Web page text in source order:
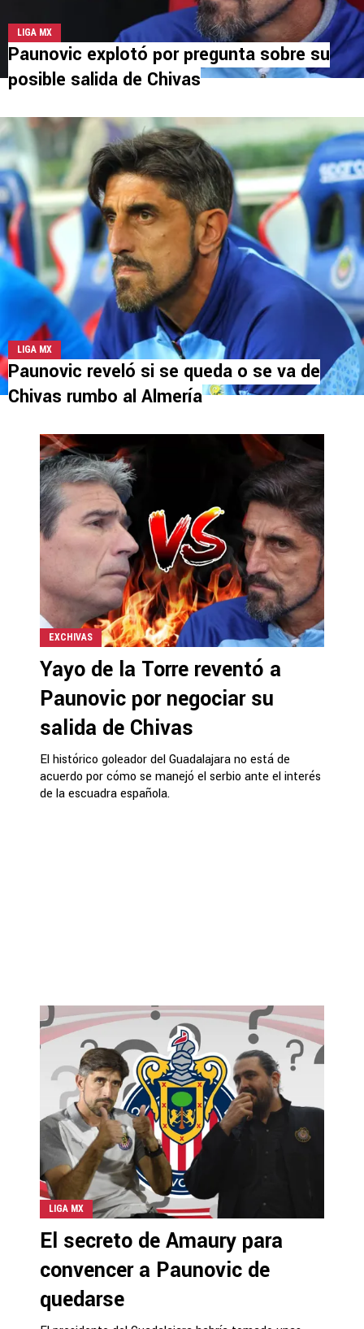
LIGA MX
Paunovic explotó por pregunta sobre su
posible salida de Chivas
LIGA MX
Paunovic reveló si se queda o se va de
Chivas rumbo al Almería
EXCHIVAS
Yayo de la Torre reventó a
Paunovic por negociar su
salida de Chivas
El histórico goleador del Guadalajara no está de
acuerdo por cómo se manejó el serbio ante el interés
de la escuadra española.
LIGA MX
El secreto de Amaury para
convencer a Paunovic de
quedarse